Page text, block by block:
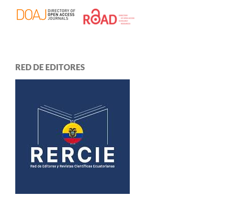
RED DE EDITORES